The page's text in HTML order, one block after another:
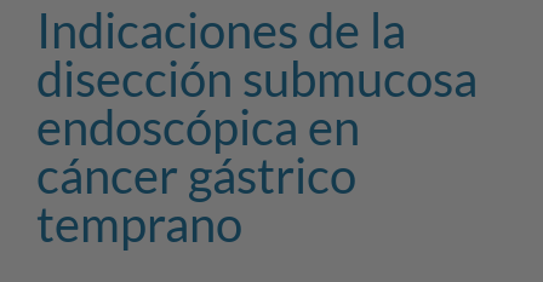
Indicaciones de la
disección submucosa
endoscópica en
cáncer gástrico
temprano